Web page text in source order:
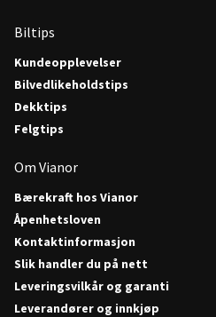
Biltips
Kundeopplevelser
Bilvedlikeholdstips
Dekktips
Felgtips
Om Vianor
Bærekraft hos Vianor
Åpenhetsloven
Kontaktinformasjon
Slik handler du på nett
Leveringsvilkår og garanti
Leverandører og innkjøp